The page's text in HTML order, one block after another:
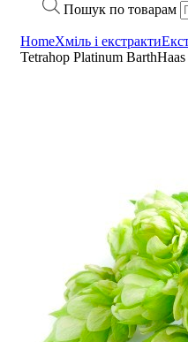
Пошук по товарам
HomeХміль і екстракти
Tetrahop Platinum